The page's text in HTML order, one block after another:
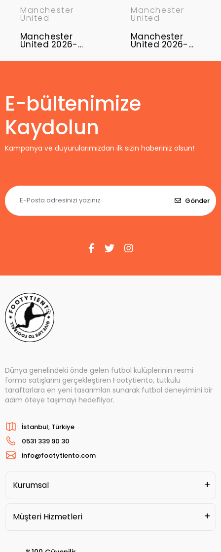
Manchester
United
Manchester
United 2026-
Takımı MUFC-01
Manchester
United
Manchester
United 2026-
Takımı MUFC-
E-bültenimize
Kaydolun
Kampanya ve duyurularımızdan ilk sizin haberiniz olsun!
Gönder
Dünya genelindeki önde gelen futbol kulüplerinin resmi
forma satışlarını gerçekleştiren Footytiento, tutkulu
taraftarlara en yeni tasarımları sunarak futbol deneyimini bir
adım öteye taşımayı hedefliyor.
İstanbul, Türkiye
0531 339 90 30
info@footytiento.com
Kurumsal
Müşteri Hizmetleri